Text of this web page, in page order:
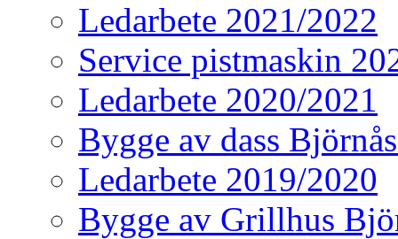
Ledarbete 2021/2022
Service pistmaskin
Ledarbete 2020/2021
Bygge av dass
Ledarbete 2019/2020
Bygge av Grillhus